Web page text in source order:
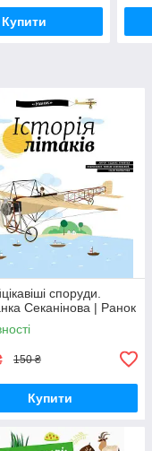
Купити
споруди.
Секанінова | Ранок
150 ₴
Купити